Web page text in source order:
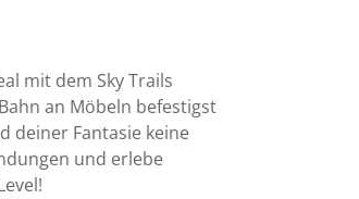
mit dem Sky Trails
an Möbeln befestigst
deiner Fantasie keine
und erlebe